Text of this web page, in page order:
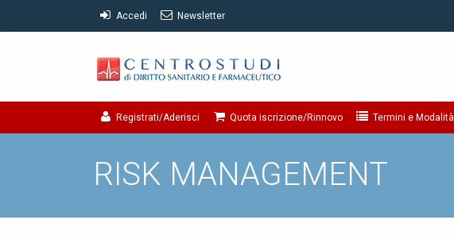
Accedi Newsletter
Registrati/Aderisci Quota iscrizione/Rinnovo Termini e Modalità
RISK MANAGEMENT